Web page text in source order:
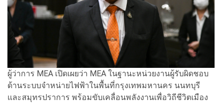
ผู้ว่าการ MEA เปิดเผยว่า MEA ในฐานะหน่วยงานผู้รับผิดชอบ
ด้านระบบจำหน่ายไฟฟ้าในพื้นที่กรุงเทพมหานคร นนทบุรี
และสมุทรปราการ พร้อมขับเคลื่อนพลังงานเพื่อวิถีชีวิตเมือง